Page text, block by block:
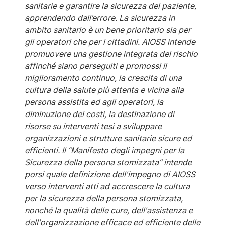
sanitarie e garantire la sicurezza del paziente,
apprendendo dall’errore. La sicurezza in
ambito sanitario è un bene prioritario sia per
gli operatori che per i cittadini. AIOSS intende
promuovere una gestione integrata del rischio
affinché siano perseguiti e promossi il
miglioramento continuo, la crescita di una
cultura della salute più attenta e vicina alla
persona assistita ed agli operatori, la
diminuzione dei costi, la destinazione di
risorse su interventi tesi a sviluppare
organizzazioni e strutture sanitarie sicure ed
efficienti. Il “Manifesto degli impegni per la
Sicurezza della persona stomizzata” intende
porsi quale definizione dell'impegno di AIOSS
verso interventi atti ad accrescere la cultura
per la sicurezza della persona stomizzata,
nonché la qualità delle cure, dell'assistenza e
dell'organizzazione efficace ed efficiente delle